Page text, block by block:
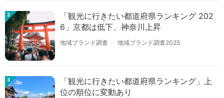
2
「観光に行きたい都道府県ランキング 202
6」京都は低下、神奈川上昇
地域ブランド調査 地域ブランド調査2025
3
「観光に行きたい都道府県ランキング」上
位の順位に変動あり